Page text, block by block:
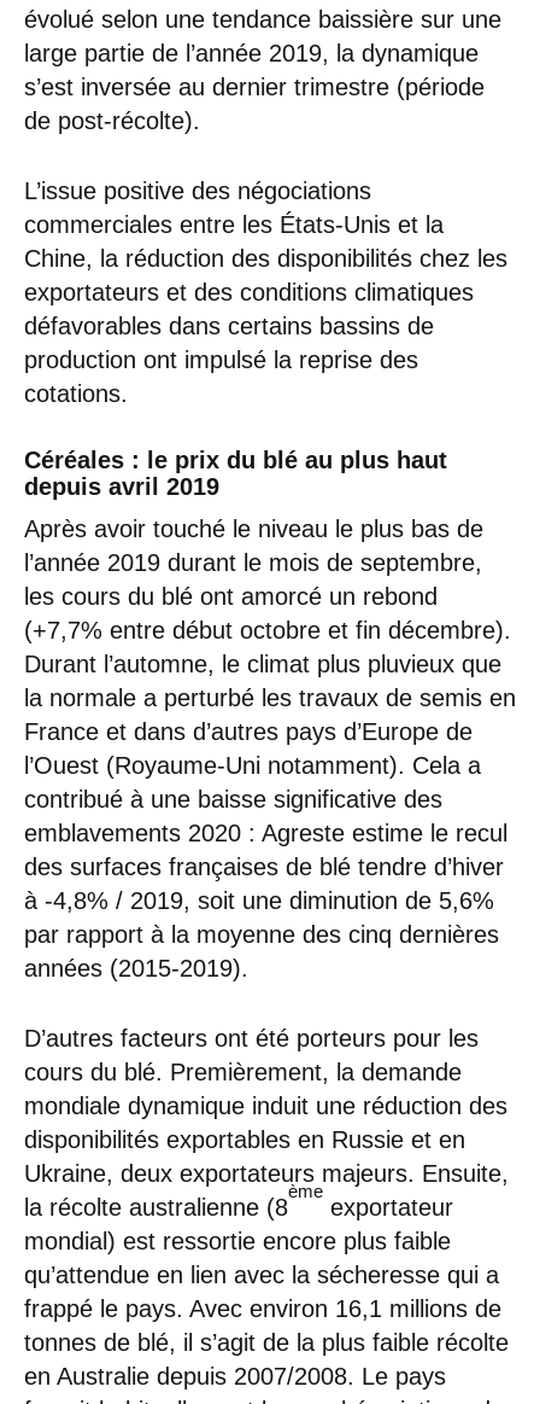
évolué selon une tendance baissière sur une
large partie de l’année 2019, la dynamique
s’est inversée au dernier trimestre (période
de post-récolte).
L’issue positive des négociations
commerciales entre les États-Unis et la
Chine, la réduction des disponibilités chez les
exportateurs et des conditions climatiques
défavorables dans certains bassins de
production ont impulsé la reprise des
cotations.
Céréales : le prix du blé au plus haut
depuis avril 2019
Après avoir touché le niveau le plus bas de
l’année 2019 durant le mois de septembre,
les cours du blé ont amorcé un rebond
(+7,7% entre début octobre et fin décembre).
Durant l’automne, le climat plus pluvieux que
la normale a perturbé les travaux de semis en
France et dans d’autres pays d’Europe de
l’Ouest (Royaume-Uni notamment). Cela a
contribué à une baisse significative des
emblavements 2020 : Agreste estime le recul
des surfaces françaises de blé tendre d’hiver
à -4,8% / 2019, soit une diminution de 5,6%
par rapport à la moyenne des cinq dernières
années (2015-2019).
D’autres facteurs ont été porteurs pour les
cours du blé. Premièrement, la demande
mondiale dynamique induit une réduction des
disponibilités exportables en Russie et en
Ukraine, deux exportateurs majeurs. Ensuite,
la récolte australienne (8
ème
exportateur
mondial) est ressortie encore plus faible
qu’attendue en lien avec la sécheresse qui a
frappé le pays. Avec environ 16,1 millions de
tonnes de blé, il s’agit de la plus faible récolte
en Australie depuis 2007/2008. Le pays